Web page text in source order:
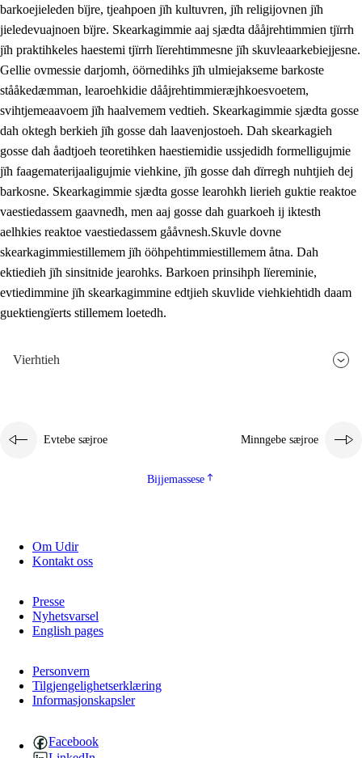
barkoejieleden bïjre, tjeahpoen jïh kultuvren, jïh religijovnen jïh
jieledevuajnoen bïjre. Skearkagimmie aaj sjædta dååjrehtimmien tjïrrh
jïh praktihkeles haestemi tjïrrh lïerehtimmesne jïh skuvleaarkebiejjesne.
Gellie ovmessie darjomh, öörnedihks jïh ulmiejakseme barkoste
stååkedæmman, learoehkidie dååjrehtimmieræjhkoesvoetem,
svihtjemeaavoem jïh haalvemem vedtieh. Skearkagimmie sjædta gosse
dah oktegh berkieh jïh gosse dah laavenjostoeh. Dah skearkagieh
gosse dah åadtjoeh teoretihken haestiemidie ussjedidh formelligujmie
jïh faagematerijaaligujmie viehkine, jïh gosse dah dïrregh nuhtjieh dej
barkosne. Skearkagimmie sjædta gosse learohkh lierieh guktie reaktoe
vaestiedassem gaavnedh, men aaj gosse dah guarkoeh ij iktesth
aelhkies reaktoe vaestiedassem gååvnesh.Skuvle dovne
skearkagimmiestillemem jïh ööhpehtimmiestillemem åtna. Dah
ektiedieh jïh sinsitnide jearohks. Barkoen prinsihph lïereminie,
evtiedimmine jïh skearkagimmine edtjieh skuvlide viehkiehtidh daam
guektiengïerts stillemem loetedh.
Vierhtieh
Evtebe sæjroe Minngebe sæjroe
Bijjemassese
Om Udir
Kontakt oss
Presse
Nyhetsvarsel
English pages
Personvern
Tilgjengelighetserklæring
Informasjonskapsler
Facebook